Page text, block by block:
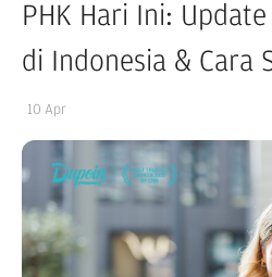
PHK Hari Ini:
di Indonesia & Cara
10 Apr